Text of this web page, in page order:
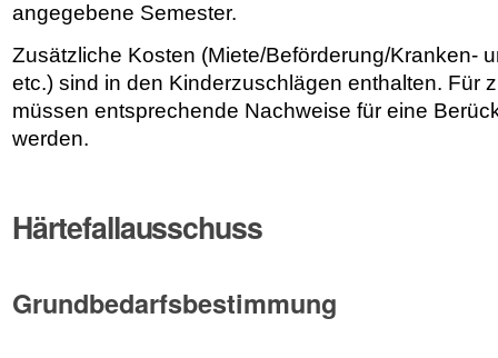
angegebene Semester.
Zusätzliche Kosten (Miete/Beförderung/Kranken-
etc.) sind in den Kinderzuschlägen enthalten. Für
müssen entsprechende Nachweise für eine
werden.
Härtefallausschuss
Grundbedarfsbestimmung